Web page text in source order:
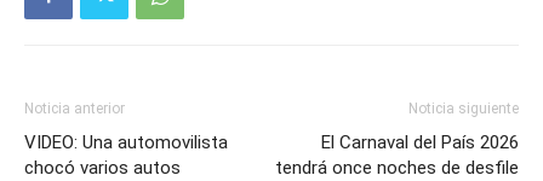
Noticia anterior
VIDEO: Una automovilista
chocó varios autos
Noticia siguiente
El Carnaval del País 2026
tendrá once noches de desfile